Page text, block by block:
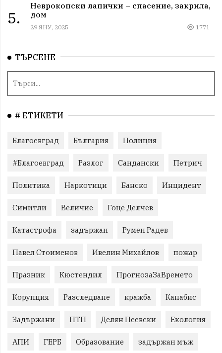
5.
Неврокопски лапички – спасение, закрила,
дом
29 ЯНУ, 2025 1771
ТЪРСЕНЕ
# ЕТИКЕТИ
Благоевград България Полиция
#Благоевград Разлог Сандански Петрич
Политика Наркотици Банско Инцидент
Симитли Величие Гоце Делчев
Катастрофа задържан Румен Радев
Павел Стоименов Ивелин Михайлов пожар
Празник Кюстендил ПрогнозаЗаВремето
Корупция Разследване кражба Канабис
Задържани ПТП Делян Пеевски Екология
АПИ ГЕРБ Образование задържан мъж